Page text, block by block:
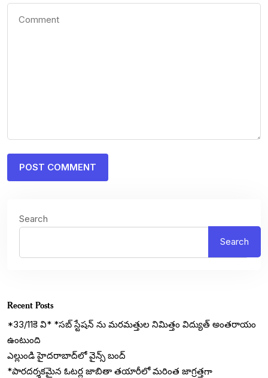
Search
Search
Recent Posts
*33/11కె వి* *సబ్ స్టేషన్ ను మరమత్తుల నిమిత్తం విద్యుత్ అంతరాయం
ఉంటుంది
ఎల్లుండి హైదరాబాద్‌లో వైన్స్ బంద్
*పారదర్శకమైన ఓటర్ల జాబితా తయారీలో మరింత జాగ్రత్తగా